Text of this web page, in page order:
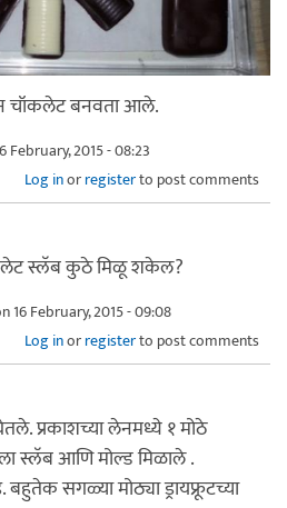
चॉकलेट बनवता आले.
February, 2015 - 08:23
Log inorregisterto post comments
स्लॅब कुठे मिळू शकेल?
16 February, 2015 - 09:08
Log inorregisterto post comments
प्रकाशच्या लेनमध्ये १ मोठे
स्लॅब आणि मोल्ड मिळाले .
सगळ्या मोठ्या ड्रायफ्रूटच्या